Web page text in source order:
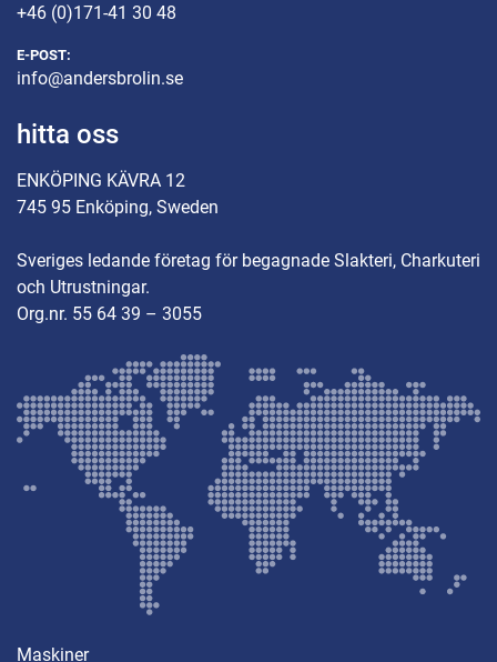
+46 (0)171-41 30 48
E-POST:
info@andersbrolin.se
hitta oss
ENKÖPING KÄVRA 12
745 95 Enköping, Sweden
Sveriges ledande företag för begagnade Slakteri, Charkuteri
och Utrustningar.
Org.nr. 55 64 39 – 3055
Maskiner